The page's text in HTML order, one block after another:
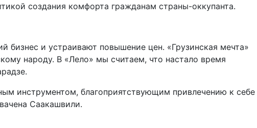
создания комфорта гражданам страны-оккупанта.
бизнес и устраивают повышение цен. «Грузинская мечта»
народу. В «Лело» мы считаем, что настало время
инструментом, благоприятствующим привлечению к себе
Саакашвили.